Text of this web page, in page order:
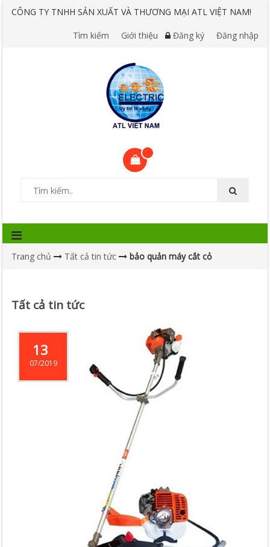
CÔNG TY TNHH SẢN XUẤT VÀ THƯƠNG MẠI ATL VIỆT NAM!
Tìm kiếm Giới thiệu Đăng ký Đăng nhập
Trang chủ Tất cả tin tức bảo quản máy cắt cỏ
Tất cả tin tức
13
07/2019